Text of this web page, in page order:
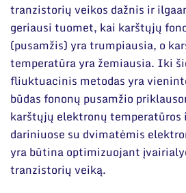
tranzistorių veikos dažnis ir
geriausi tuomet, kai karštųjų
(pusamžis) yra trumpiausia, o
temperatūra yra žemiausia. Iki
fliuktuacinis metodas yra
būdas fononų pusamžio
karštųjų elektronų
dariniuose su dvimatėmis
yra būtina optimizuojant
tranzistorių veiką.